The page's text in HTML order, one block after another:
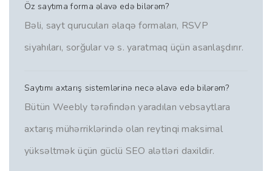
Öz saytıma forma əlavə edə bilərəm?
Bəli, sayt qurucuları əlaqə formaları, RSVP
siyahıları, sorğular və s. yaratmaq üçün asanlaşdırır.
Saytımı axtarış sistemlərinə necə əlavə edə bilərəm?
Bütün Weebly tərəfindən yaradılan vebsaytlara
axtarış mühərriklərində olan reytinqi maksimal
yüksəltmək üçün güclü SEO alətləri daxildir.